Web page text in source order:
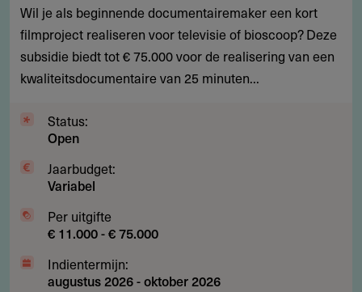
75.000
voor
beginnende
documentairemakers
Wil je als beginnende documentairemaker een kort
filmproject realiseren voor televisie of bioscoop? Deze
subsidie biedt tot € 75.000 voor de realisering van een
kwaliteitsdocumentaire van 25 minuten...
Status:
Open
Jaarbudget:
Variabel
Per uitgifte
€ 11.000 - € 75.000
Indientermijn:
augustus 2026-oktober 2026